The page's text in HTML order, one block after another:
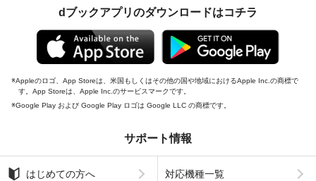
dブックアプリのダウンロードはコチラ
Appleのロゴ、App Storeは、米国もしくはその他の国や地域におけるApple Inc.の商標で
す。App Storeは、Apple Inc.のサービスマークです。
Google Play および Google Play ロゴは Google LLC の商標です。
サポート情報
はじめての方へ 対応機種一覧